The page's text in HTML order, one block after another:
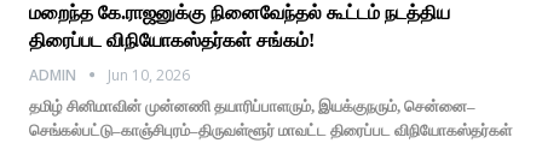
மறைந்த கே.ராஜனுக்கு நினைவேந்தல் கூட்டம் நடத்திய
திரைப்பட விநியோகஸ்தர்கள் சங்கம்!
ADMIN
Jun 10, 2026
தமிழ் சினிமாவின் முன்னணி தயாரிப்பாளரும், இயக்குநரும், சென்னை–
செங்கல்பட்டு–காஞ்சிபுரம்–திருவள்ளூர் மாவட்ட திரைப்பட விநியோகஸ்தர்கள்